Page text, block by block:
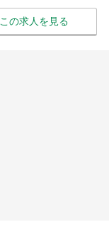
この求人を見る